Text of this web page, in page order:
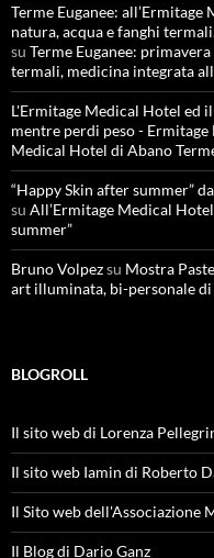
Terme Euganee:
natura, acqua e fanghi
su Terme Euganee:
termali, medicina integrata
L'Ermitage Medical Hotel ed
mentre perdi peso - Ermitage
Medical Hotel di Abano
“Happy Skin after summer”
su All’Ermitage Medical
summer”
Bruno Volpezsu Mostra
art illuminata, bi-personale di
BLOGROLL
Il sito web di Lorenza
Il sito web Iamin di Roberto
Il Sito web dell'Associazione
Il Blog di Dario Ganz